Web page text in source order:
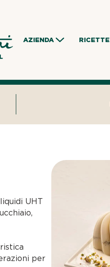
AZIENDA RICETTE
UHT
per